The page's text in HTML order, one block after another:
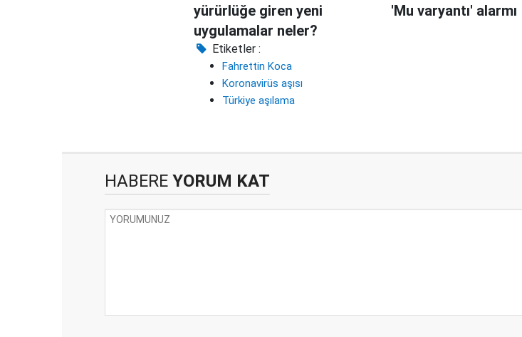
yürürlüğe giren yeni
uygulamalar neler?
'Mu varyantı' alarmı
Etiketler :
Fahrettin Koca
Koronavirüs aşısı
Türkiye aşılama
HABERE YORUM KAT